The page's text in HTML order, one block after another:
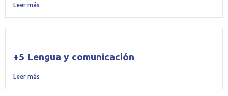
Leer más
+5 Lengua y comunicación
Leer más